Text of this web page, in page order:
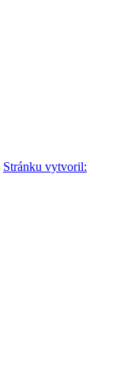
Stránku vytvoril: